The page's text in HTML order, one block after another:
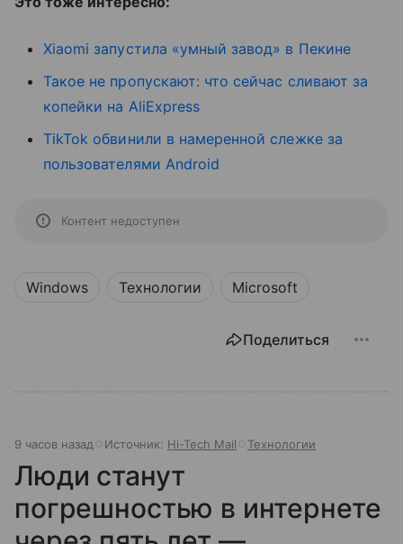
Xiaomi запустила «умный завод» в Пекине
Такое не пропускают: что сейчас сливают за
копейки на AliExpress
TikTok обвинили в намеренной слежке за
пользователями Android
Контент недоступен
Windows Технологии Microsoft
Поделиться
9 часов назад Источник: Hi-Tech Mail Технологии
Люди станут
погрешностью в интернете